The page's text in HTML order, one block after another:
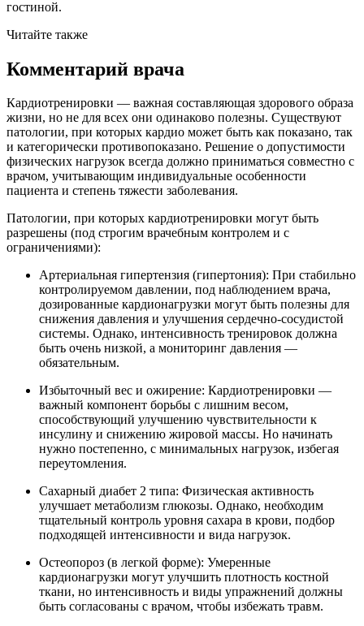
гостиной.
Читайте также
Комментарий врача
Кардиотренировки — важная составляющая здорового образа
жизни, но не для всех они одинаково полезны. Существуют
патологии, при которых кардио может быть как показано, так
и категорически противопоказано. Решение о допустимости
физических нагрузок всегда должно приниматься совместно с
врачом, учитывающим индивидуальные особенности
пациента и степень тяжести заболевания.
Патологии, при которых кардиотренировки могут быть
разрешены (под строгим врачебным контролем и с
ограничениями):
Артериальная гипертензия (гипертония): При стабильно
контролируемом давлении, под наблюдением врача,
дозированные кардионагрузки могут быть полезны для
снижения давления и улучшения сердечно-сосудистой
системы. Однако, интенсивность тренировок должна
быть очень низкой, а мониторинг давления —
обязательным.
Избыточный вес и ожирение: Кардиотренировки —
важный компонент борьбы с лишним весом,
способствующий улучшению чувствительности к
инсулину и снижению жировой массы. Но начинать
нужно постепенно, с минимальных нагрузок, избегая
переутомления.
Сахарный диабет 2 типа: Физическая активность
улучшает метаболизм глюкозы. Однако, необходим
тщательный контроль уровня сахара в крови, подбор
подходящей интенсивности и вида нагрузок.
Остеопороз (в легкой форме): Умеренные
кардионагрузки могут улучшить плотность костной
ткани, но интенсивность и виды упражнений должны
быть согласованы с врачом, чтобы избежать травм.